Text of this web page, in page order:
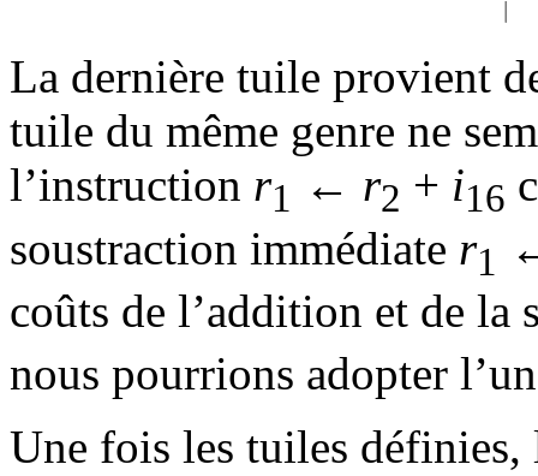
La dernière tuile provient
tuile du même genre ne
l’instruction r1 ← r2 + i16
soustraction immédiate r1
coûts de l’addition et de la
nous pourrions adopter
Une fois les tuiles définies,